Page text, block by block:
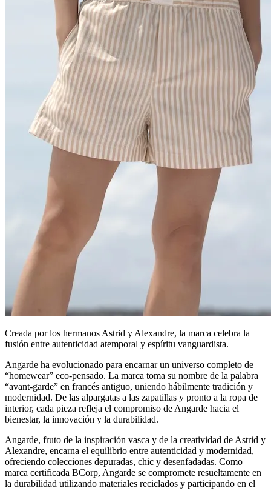
Creada por los hermanos Astrid y Alexandre, la marca celebra la
fusión entre autenticidad atemporal y espíritu vanguardista.
Angarde ha evolucionado para encarnar un universo completo de
“homewear” eco-pensado. La marca toma su nombre de la palabra
“avant-garde” en francés antiguo, uniendo hábilmente tradición y
modernidad. De las alpargatas a las zapatillas y pronto a la ropa de
interior, cada pieza refleja el compromiso de Angarde hacia el
bienestar, la innovación y la durabilidad.
Angarde, fruto de la inspiración vasca y de la creatividad de Astrid y
Alexandre, encarna el equilibrio entre autenticidad y modernidad,
ofreciendo colecciones depuradas, chic y desenfadadas. Como
marca certificada BCorp, Angarde se compromete resueltamente en
la durabilidad utilizando materiales reciclados y participando en el